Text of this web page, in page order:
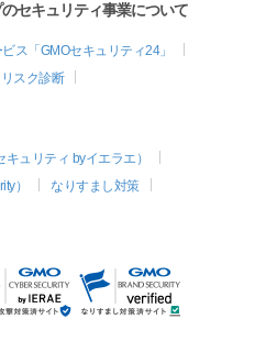
セキュリティ事業について
ス「GMOセキュリティ24」
スク診断
ュリティ byイエラエ）
）
なりすまし対策